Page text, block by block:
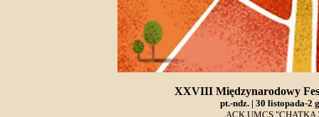
XXVIII Międzynarodowy
pt.-ndz. | 30 listopada-2
ACK UMCS "CHATKA